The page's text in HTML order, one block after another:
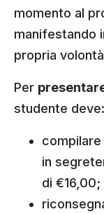
momento al
manifestando
propria
Per
studente deve:
compilare
in
di €16,00;